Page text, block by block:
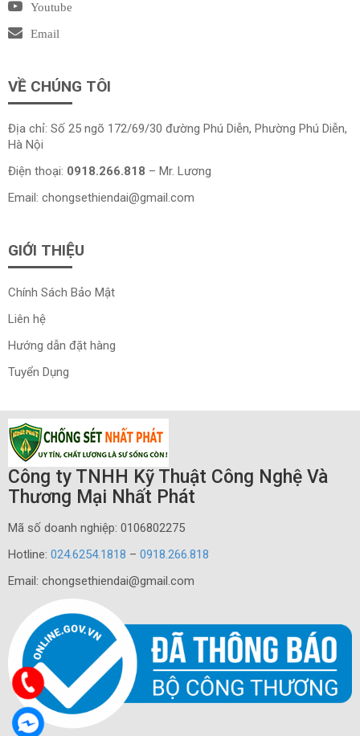
Youtube
Email
VỀ CHÚNG TÔI
Địa chỉ: Số 25 ngõ 172/69/30 đường Phú Diễn, Phường Phú Diễn,
Hà Nội
Điện thoại: 0918.266.818 – Mr. Lương
Email: chongsethiendai@gmail.com
GIỚI THIỆU
Chính Sách Bảo Mật
Liên hệ
Hướng dẫn đặt hàng
Tuyển Dụng
Công ty TNHH Kỹ Thuật Công Nghệ Và
Thương Mại Nhất Phát
Mã số doanh nghiệp: 0106802275
Hotline: 024.6254.1818 – 0918.266.818
Email: chongsethiendai@gmail.com